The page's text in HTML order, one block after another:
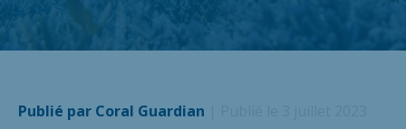
Publié par Coral Guardian